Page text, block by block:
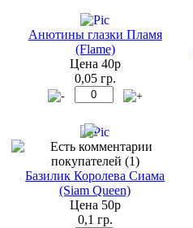
Анютины глазки Пламя
(Flame)
Цена 40р
0,05 гр.
Базилик Королева Сиама
(Siam Queen)
Цена 50р
0,1 гр.